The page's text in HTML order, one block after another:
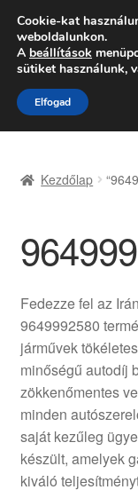
Hétfő-
Ugrás
a
navigációhoz
Kilépés
a
tartalomba
Adatvédelmi
Felhasználási
Kifizetések
Panasz
Panaszkezelési
Pénztár
Kezdőlap
Fedezze fel az
9649992580
járművek
minőségű autodíj
zökkenőmentes
minden
saját kezűleg
készült, amelyek
kiváló
Cookie-kat
weboldalunkon.
A beállítások
sütiket használunk,
Elfogad